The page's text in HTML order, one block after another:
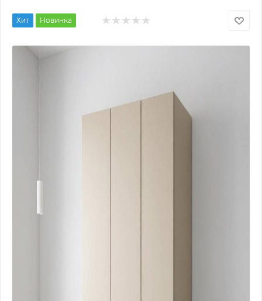
Хит Новинка